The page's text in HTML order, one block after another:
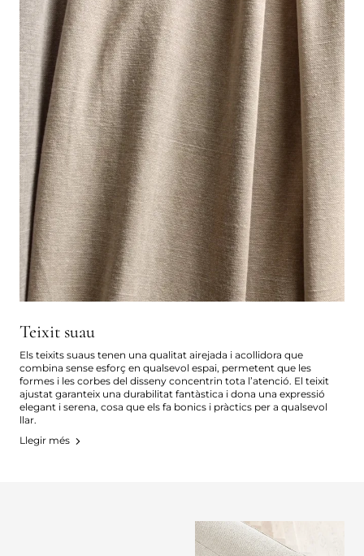
Teixit suau
Els teixits suaus tenen una qualitat airejada i acollidora que
combina sense esforç en qualsevol espai, permetent que les
formes i les corbes del disseny concentrin tota l’atenció. El teixit
ajustat garanteix una durabilitat fantàstica i dona una expressió
elegant i serena, cosa que els fa bonics i pràctics per a qualsevol
llar.
Llegir més